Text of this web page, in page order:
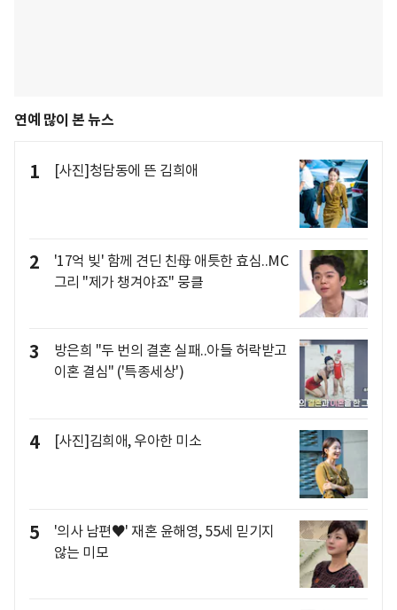
연예 많이 본 뉴스
1 [사진]청담동에 뜬 김희애
2
'17억 빚' 함께 견딘 친母 애틋한 효심..MC
그리 "제가 챙겨야죠" 뭉클
3
방은희 "두 번의 결혼 실패..아들 허락받고
이혼 결심" ('특종세상')
4 [사진]김희애, 우아한 미소
5
'의사 남편♥' 재혼 윤해영, 55세 믿기지
않는 미모